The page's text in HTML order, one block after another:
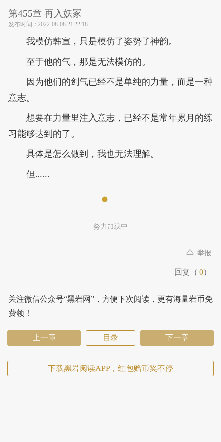
第455章 再入妖冢
发布时间： 2022-08-08 21:22:18
我模仿韩宣，只是模仿了姿势了神韵。
至于他的气，那是无法模仿的。
因为他们的剑气已经不是单纯的力量，而是一种
意志。
想要在力量里注入意志，已经不是常年累月的练
习能够达到的了。
具体是怎么做到，我也无法理解。
但......
努力加载中
举报
回复（ 0）
关注微信公众号“黑岩网”，方便下次阅读，更有海量岩币免
费领！
上一章 目录 下一章
下载黑岩阅读APP，红包赠币奖不停